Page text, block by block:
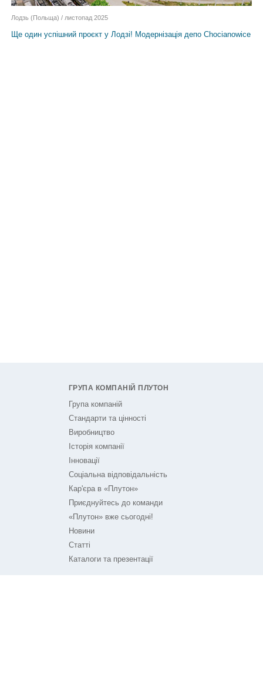
Ще один успішний проєкт у Лодзі! Модернізація депо Chocianowice
Лодзь (Польща) / листопад 2025
ГРУПА КОМПАНІЙ ПЛУТОН
Група компаній
Стандарти та цінності
Виробництво
Історія компанії
Інновації
Соціальна відповідальність
Кар'єра в «Плутон»
Приєднуйтесь до команди
«Плутон» вже сьогодні!
Новини
Статті
Каталоги та презентації